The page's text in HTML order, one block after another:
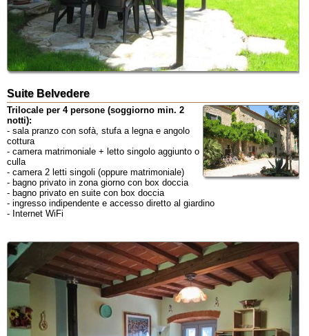
Suite Belvedere
Trilocale per 4 persone (soggiorno min. 2
notti):
- sala pranzo con sofà, stufa a legna e angolo
cottura
- camera matrimoniale + letto singolo aggiunto o
culla
- camera 2 letti singoli (oppure matrimoniale)
- bagno privato in zona giorno con box doccia
- bagno privato en suite con box doccia
- ingresso indipendente e accesso diretto al giardino
- Internet WiFi